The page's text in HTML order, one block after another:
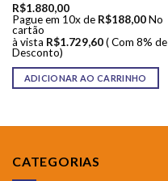
R$1.880,00
Pague em 10x de R$188,00 No
cartão
à vista R$1.729,60 ( Com 8% de
Desconto)
ADICIONAR AO CARRINHO
CATEGORIAS